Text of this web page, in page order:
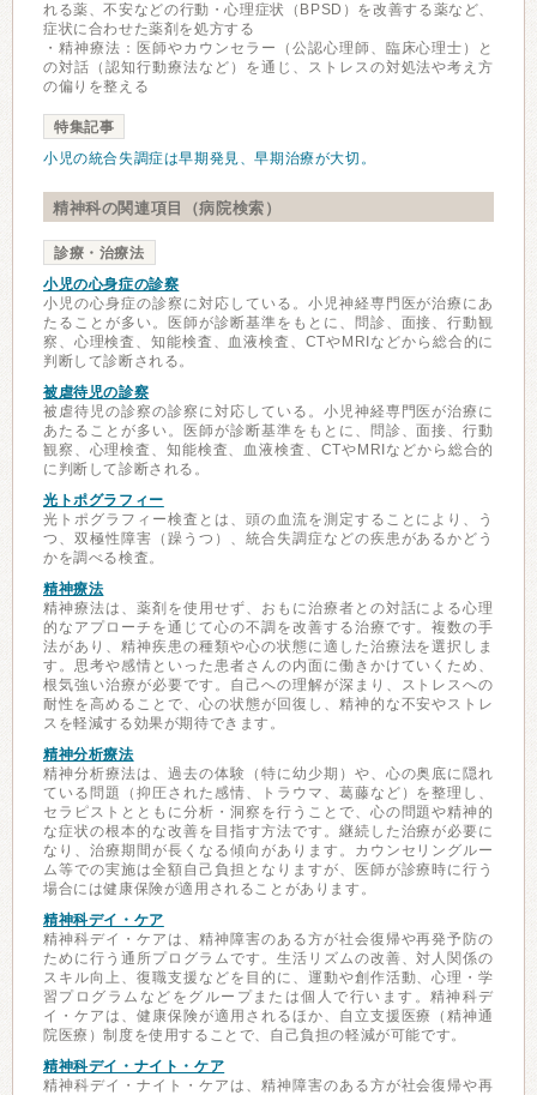
れる薬、不安などの行動・心理症状（BPSD）を改善する薬など、
症状に合わせた薬剤を処方する
・精神療法：医師やカウンセラー（公認心理師、臨床心理士）と
の対話（認知行動療法など）を通じ、ストレスの対処法や考え方
の偏りを整える
特集記事
小児の統合失調症は早期発見、早期治療が大切。
精神科の関連項目（病院検索）
診療・治療法
小児の心身症の診察
小児の心身症の診察に対応している。小児神経専門医が治療にあ
たることが多い。医師が診断基準をもとに、問診、面接、行動観
察、心理検査、知能検査、血液検査、CTやMRIなどから総合的に
判断して診断される。
被虐待児の診察
被虐待児の診察の診察に対応している。小児神経専門医が治療に
あたることが多い。医師が診断基準をもとに、問診、面接、行動
観察、心理検査、知能検査、血液検査、CTやMRIなどから総合的
に判断して診断される。
光トポグラフィー
光トポグラフィー検査とは、頭の血流を測定することにより、う
つ、双極性障害（躁うつ）、統合失調症などの疾患があるかどう
かを調べる検査。
精神療法
精神療法は、薬剤を使用せず、おもに治療者との対話による心理
的なアプローチを通じて心の不調を改善する治療です。複数の手
法があり、精神疾患の種類や心の状態に適した治療法を選択しま
す。思考や感情といった患者さんの内面に働きかけていくため、
根気強い治療が必要です。自己への理解が深まり、ストレスへの
耐性を高めることで、心の状態が回復し、精神的な不安やストレ
スを軽減する効果が期待できます。
精神分析療法
精神分析療法は、過去の体験（特に幼少期）や、心の奥底に隠れ
ている問題（抑圧された感情、トラウマ、葛藤など）を整理し、
セラピストとともに分析・洞察を行うことで、心の問題や精神的
な症状の根本的な改善を目指す方法です。継続した治療が必要に
なり、治療期間が長くなる傾向があります。カウンセリングルー
ム等での実施は全額自己負担となりますが、医師が診療時に行う
場合には健康保険が適用されることがあります。
精神科デイ・ケア
精神科デイ・ケアは、精神障害のある方が社会復帰や再発予防の
ために行う通所プログラムです。生活リズムの改善、対人関係の
スキル向上、復職支援などを目的に、運動や創作活動、心理・学
習プログラムなどをグループまたは個人で行います。精神科デ
イ・ケアは、健康保険が適用されるほか、自立支援医療（精神通
院医療）制度を使用することで、自己負担の軽減が可能です。
精神科デイ・ナイト・ケア
精神科デイ・ナイト・ケアは、精神障害のある方が社会復帰や再